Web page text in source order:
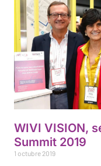
WIVI VISION,
Summit 2019
1 octubre 2019